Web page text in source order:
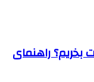
بخریم؟ راهنمای